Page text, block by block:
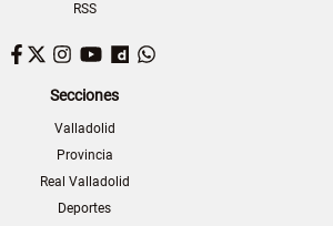
RSS
Facebook
TwitterInstagram
YouTubeDailymotion
Secciones
Valladolid
Provincia
Real Valladolid
Deportes